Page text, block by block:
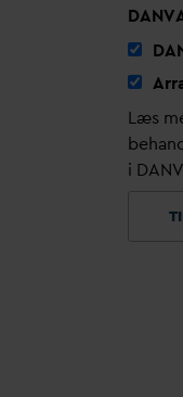
D
Læs
i